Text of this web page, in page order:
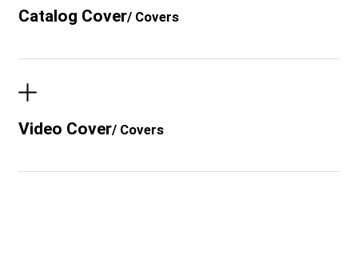
Catalog Cover/ Covers
Video Cover/ Covers